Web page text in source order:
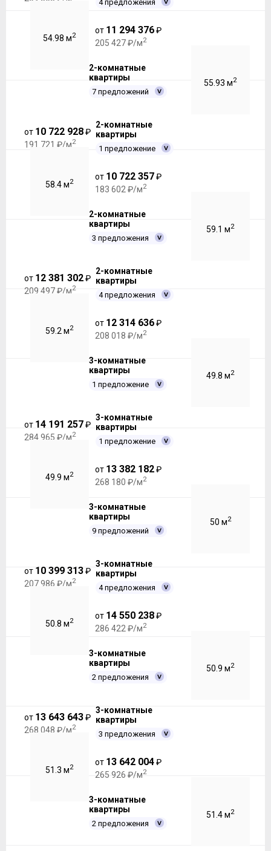
4 предложения
54.98 м2
от 11 294 376₽
205 427 ₽/м2
2-комнатные
квартиры
7 предложений
55.93 м2
от 10 722 928₽
191 721 ₽/м2
2-комнатные
квартиры
1 предложение
58.4 м2
от 10 722 357₽
183 602 ₽/м2
2-комнатные
квартиры
3 предложения
59.1 м2
от 12 381 302₽
209 497 ₽/м2
2-комнатные
квартиры
4 предложения
59.2 м2
от 12 314 636₽
208 018 ₽/м2
3-комнатные
квартиры
1 предложение
49.8 м2
от 14 191 257₽
284 965 ₽/м2
3-комнатные
квартиры
1 предложение
49.9 м2
от 13 382 182₽
268 180 ₽/м2
3-комнатные
квартиры
9 предложений
50 м2
от 10 399 313₽
207 986 ₽/м2
3-комнатные
квартиры
4 предложения
50.8 м2
от 14 550 238₽
286 422 ₽/м2
3-комнатные
квартиры
2 предложения
50.9 м2
от 13 643 643₽
268 048 ₽/м2
3-комнатные
квартиры
3 предложения
51.3 м2
от 13 642 004₽
265 926 ₽/м2
3-комнатные
квартиры
2 предложения
51.4 м2